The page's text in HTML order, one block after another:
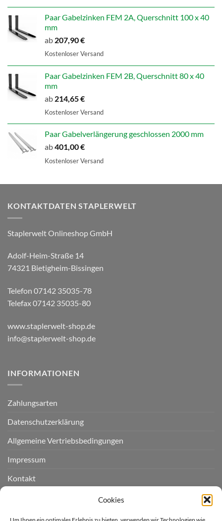
Cookies
Paar Gabelzinken FEM 2A, Querschnitt 100 x 40
mm
ab 207,90€
Kostenloser Versand
Paar Gabelzinken FEM 2B, Querschnitt 80 x 40
mm
ab 214,65€
Kostenloser Versand
Paar Gabelverlängerung geschlossen 2000 mm
ab401,00€
Kostenloser Versand
KONTAKTDATEN STAPLERWELT
Staplerwelt Onlineshop GmbH
Adolf-Heim-Straße 14
74321 Bietigheim-Bissingen
Telefon 07142 35035-78
Telefax 07142 35035-80
www.staplerwelt-shop.de
info@staplerwelt-shop.de
INFORMATIONEN
Zahlungsarten
Datenschutzerklärung
Allgemeine Vertriebsbedingungen
Impressum
Kontakt
Cookie-Richtlinie (EU)